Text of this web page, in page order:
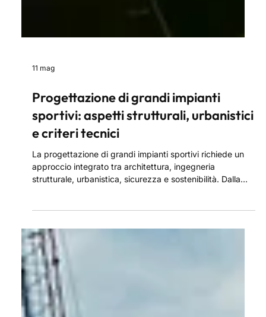
11 mag
e criteri tecnici
La progettazione di grandi impianti sportivi richiede un
approccio integrato tra architettura, ingegneria
strutturale, urbanistica, sicurezza e sostenibilità. Dalla
scelta dell’area alle analisi geotecniche, fino alla gestione
dei flussi e ai criteri ESG, ogni fase contribuisce a creare